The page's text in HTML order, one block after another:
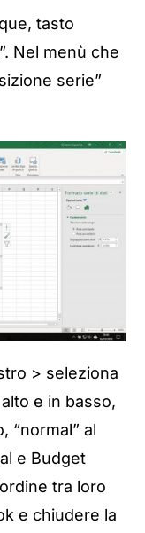
tasto
Nel menù che
serie”
> seleziona
e in basso,
“normal” al
e Budget
tra loro
e chiudere la